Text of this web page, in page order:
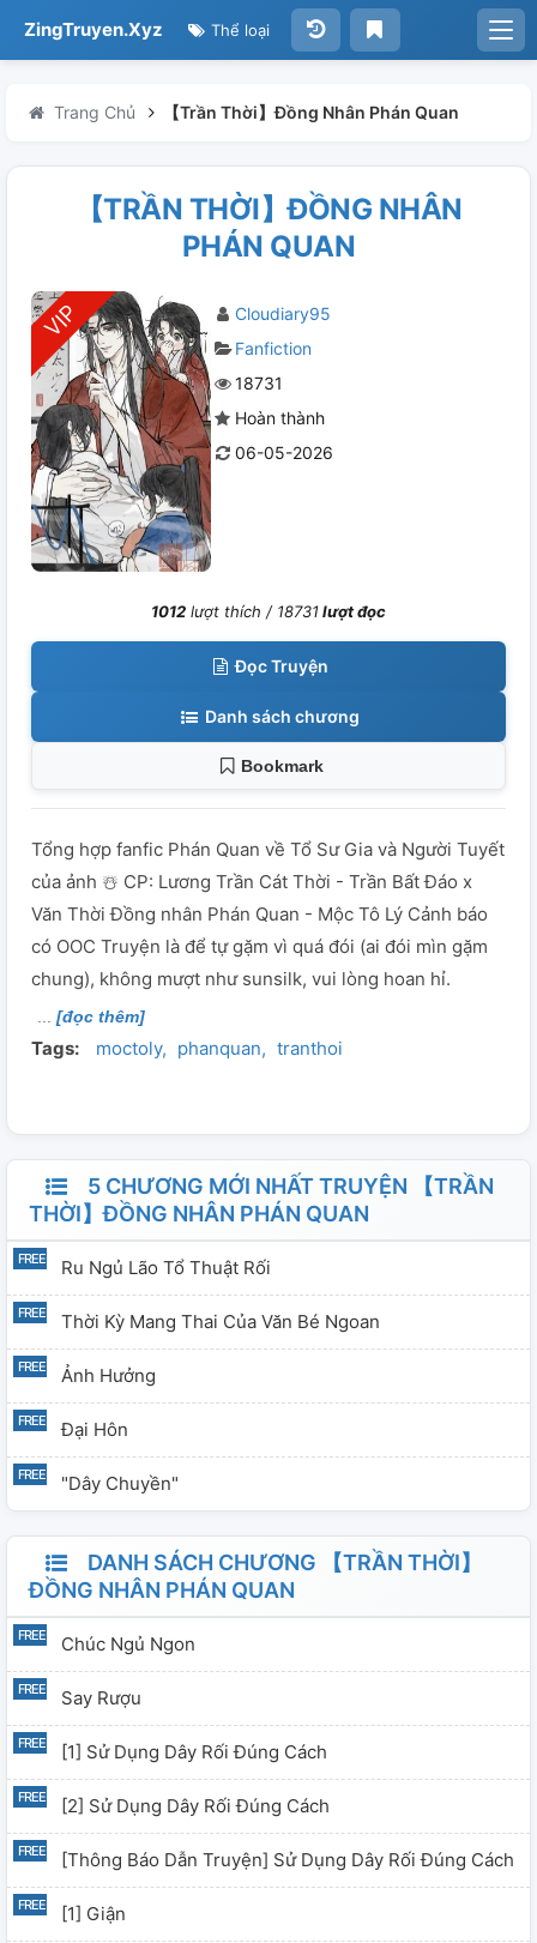
ZingTruyen.Xyz Thể loại
Trang Chủ 【Trần Thời】Đồng Nhân Phán Quan
【TRẦN THỜI】ĐỒNG NHÂN
PHÁN QUAN
Cloudiary95
Fanfiction
18731
Hoàn thành
06-05-2026
1012 lượt thích / 18731lượt đọc
Đọc Truyện
Danh sách chương
Bookmark
Tổng hợp fanfic Phán Quan về Tổ Sư Gia và Người Tuyết
của ảnh ☃️ CP: Lương Trần Cát Thời - Trần Bất Đáo x
Văn Thời Đồng nhân Phán Quan - Mộc Tô Lý Cảnh báo
có OOC Truyện là để tự gặm vì quá đói (ai đói mìn gặm
chung), không mượt như sunsilk, vui lòng hoan hỉ.
[đọc thêm]
Tags: moctoly phanquan tranthoi
5 CHƯƠNG MỚI NHẤT TRUYỆN 【TRẦN
THỜI】ĐỒNG NHÂN PHÁN QUAN
Ru Ngủ Lão Tổ Thuật Rối
Thời Kỳ Mang Thai Của Văn Bé Ngoan
Ảnh Hưởng
Đại Hôn
"Dây Chuyền"
DANH SÁCH CHƯƠNG 【TRẦN THỜI】
ĐỒNG NHÂN PHÁN QUAN
Chúc Ngủ Ngon
Say Rượu
[1] Sử Dụng Dây Rối Đúng Cách
[2] Sử Dụng Dây Rối Đúng Cách
[Thông Báo Dẫn Truyện] Sử Dụng Dây Rối Đúng Cách
[1] Giận